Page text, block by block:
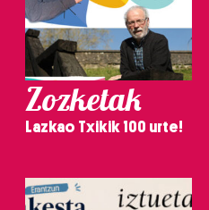
Zozketak
Lazkao Txikik 100 urte!